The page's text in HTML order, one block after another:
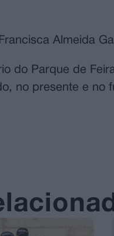
Almeida
do Parque de
no presente e no